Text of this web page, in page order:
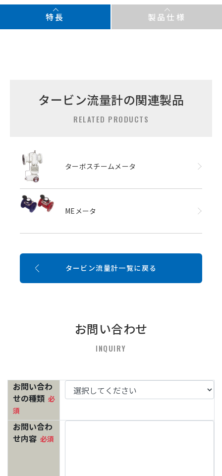
特長 製品仕様
タービン流量計の関連製品
RELATED PRODUCTS
ターボスチームメータ
MEメータ
タービン流量計一覧に戻る
お問い合わせ
INQUIRY